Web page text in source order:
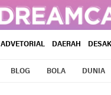
ADVETORIAL DAERAH
BLOG BOLA DUNIA